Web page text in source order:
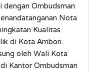
Ombudsman
Nota
Kualitas
di Kota Ambon.
oleh Wali Kota
Kantor Ombudsman